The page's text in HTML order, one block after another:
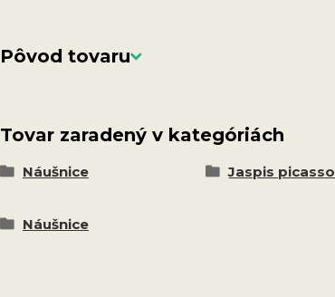
Pôvod tovaru
Tovar zaradený v kategóriách
Náušnice Jaspis picasso
Náušnice